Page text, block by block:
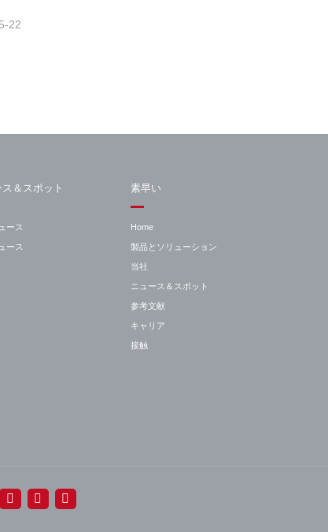
22
＆スポット
ース
ース
素早い
Home
製品とソリューション
当社
ニュース＆スポット
参考文献
キャリア
接触